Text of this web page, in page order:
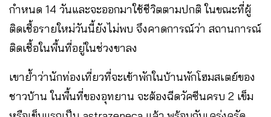
กำหนด 14 วันและจะออกมาใช้ชีวิตตามปกติ​ ในขณะที่ผู้
ติดเชื้อรายใหม่วันนี้ยังไม่​พบ จึงคาดการณ์ว่า สถานการณ์
ติดเชื้อในพื้นที่อยู่ในช่วงขาลง
เขาย้ำว่านักท่องเที่ยวที่จะเข้าพักในบ้านพักโฮมสเตย์ของ
ชาวบ้าน ในพื้นที่ของอุทยาน จะต้องฉีดวัคซีนครบ 2 เข็ม